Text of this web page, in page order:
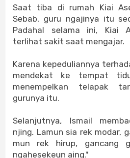
Saat tiba di rumah Kiai
Sebab, guru ngajinya itu
Padahal selama ini, Kiai
terlihat sakit saat mengajar.
Karena kepeduliannya
mendekat ke tempat
menempelkan telapak
gurunya itu.
Selanjutnya, Ismail
njing. Lamun sia rek modar,
mun rek hirup, gancang
ngahesekeun aing."